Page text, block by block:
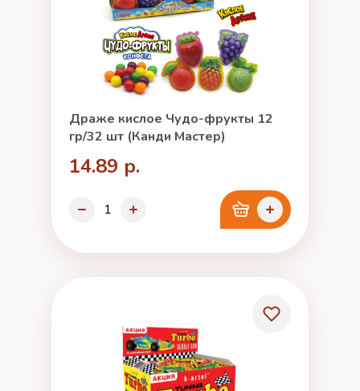
Драже кислое Чудо-фрукты 12
гр/32 шт (Канди Мастер)
14.89 р.